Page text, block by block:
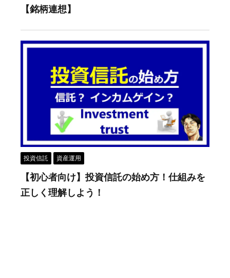
【銘柄連想】
投資信託 資産運用
【初心者向け】投資信託の始め方！仕組みを
正しく理解しよう！